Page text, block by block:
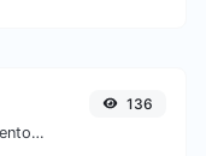
Gere senhas com comprimento e configurações personalizadas.
136